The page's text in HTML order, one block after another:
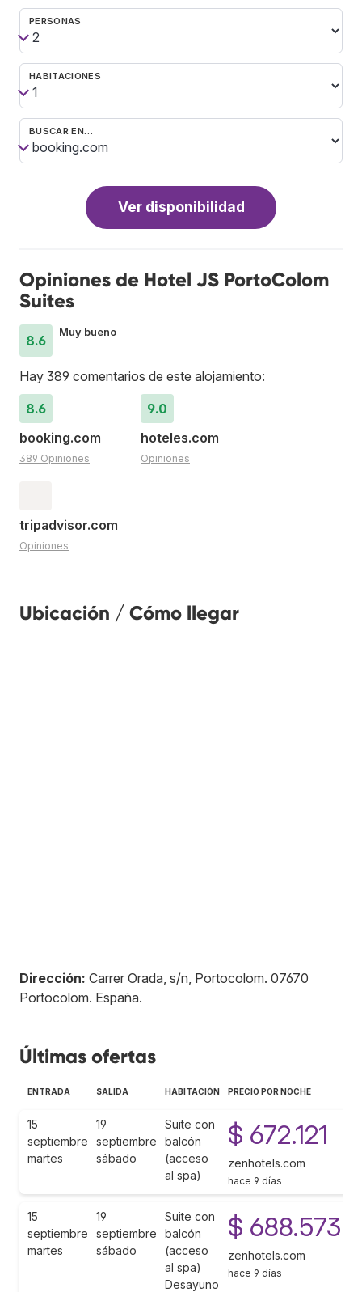
PERSONAS
HABITACIONES
BUSCAR EN…
Ver disponibilidad
Opiniones de Hotel JS PortoColom
Suites
8.6
Muy bueno
Hay 389 comentarios de este alojamiento:
8.6
booking.com
389 Opiniones
9.0
hoteles.com
Opiniones
tripadvisor.com
Opiniones
Ubicación / Cómo llegar
Dirección: Carrer Orada, s/n, Portocolom. 07670
Portocolom. España.
Últimas ofertas
ENTRADA SALIDA HABITACIÓN PRECIO POR NOCHE
15
septiembre
martes
19
septiembre
sábado
Suite con
balcón
(acceso
al spa)
$ 672.121
zenhotels.com
hace 9 días
15
septiembre
martes
19
septiembre
sábado
Suite con
balcón
(acceso
al spa)
Desayuno
$ 688.573
zenhotels.com
hace 9 días